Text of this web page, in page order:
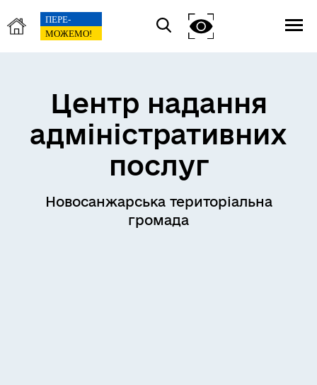
Центр надання
адміністративних
послуг
Новосанжарська територіальна
громада